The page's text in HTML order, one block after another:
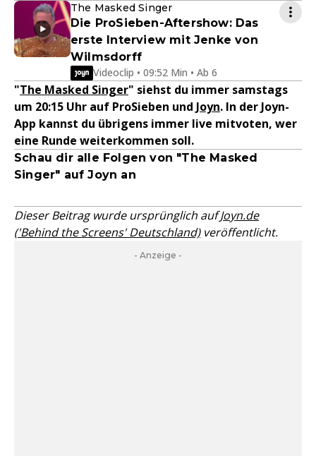
The Masked Singer
Die ProSieben-Aftershow: Das
erste Interview mit Jenke von
Wilmsdorff
Videoclip • 09:52 Min • Ab 6
"The Masked Singer" siehst du immer samstags
um 20:15 Uhr auf ProSieben und Joyn. In der Joyn-
App kannst du übrigens immer live mitvoten, wer
eine Runde weiterkommen soll.
Schau dir alle Folgen von "The Masked
Singer" auf Joyn an
Dieser Beitrag wurde ursprünglich aufJoyn.de
('Behind the Screens' Deutschland)veröffentlicht.
- Anzeige -